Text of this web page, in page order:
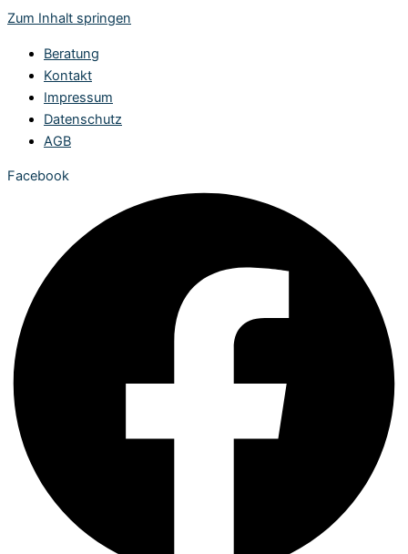
Zum Inhalt springen
Beratung
Kontakt
Impressum
Datenschutz
AGB
Facebook